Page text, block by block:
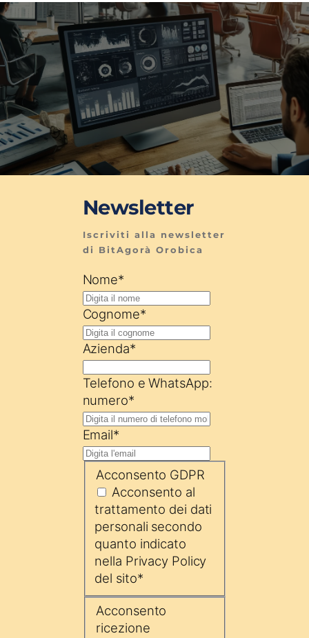
Newsletter
Iscriviti alla newsletter
di BitAgorà Orobica
Nome*
Cognome*
Azienda*
Telefono e WhatsApp:
numero*
Email*
Acconsento GDPR
Acconsento al
trattamento dei dati
personali secondo
quanto indicato
nella Privacy Policy
del sito*
Acconsento
ricezione